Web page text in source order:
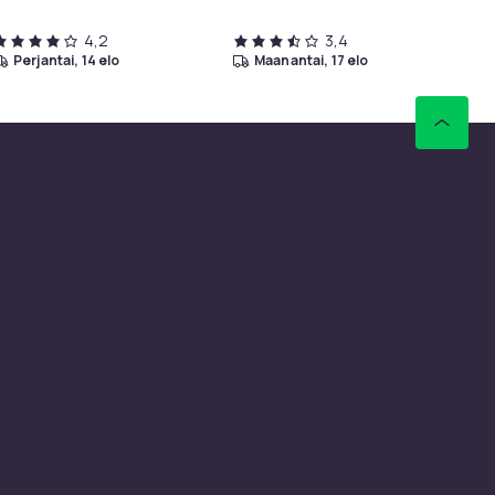
4,2
perjantai, 14 elo
3,4
maanantai, 17 elo